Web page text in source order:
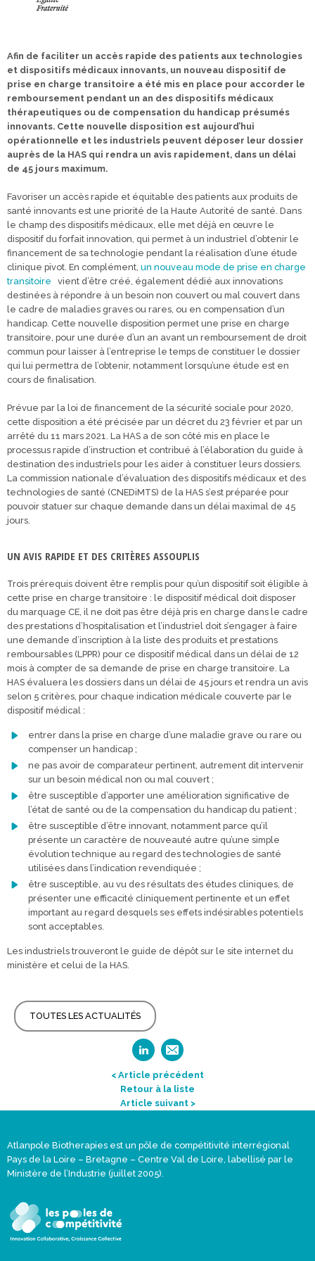
Afin de faciliter un accès rapide des patients aux technologies
et dispositifs médicaux innovants, un nouveau dispositif de
prise en charge transitoire a été mis en place pour accorder le
remboursement pendant un an des dispositifs médicaux
thérapeutiques ou de compensation du handicap présumés
innovants. Cette nouvelle disposition est aujourd’hui
opérationnelle et les industriels peuvent déposer leur dossier
auprès de la HAS qui rendra un avis rapidement, dans un délai
de 45 jours maximum.
Favoriser un accès rapide et équitable des patients aux produits de
santé innovants est une priorité de la Haute Autorité de santé. Dans
le champ des dispositifs médicaux, elle met déjà en œuvre le
dispositif du forfait innovation, qui permet à un industriel d’obtenir le
financement de sa technologie pendant la réalisation d’une étude
clinique pivot. En complément, un nouveau mode de prise en charge
transitoire
vient d’être créé, également dédié aux innovations
destinées à répondre à un besoin non couvert ou mal couvert dans
le cadre de maladies graves ou rares, ou en compensation d’un
handicap. Cette nouvelle disposition permet une prise en charge
transitoire, pour une durée d’un an avant un remboursement de droit
commun pour laisser à l’entreprise le temps de constituer le dossier
qui lui permettra de l’obtenir, notamment lorsqu’une étude est en
cours de finalisation.
Prévue par la loi de financement de la sécurité sociale pour 2020,
cette disposition a été précisée par un décret du 23 février et par un
arrêté du 11 mars 2021. La HAS a de son côté mis en place le
processus rapide d’instruction et contribué à l’élaboration du guide à
destination des industriels pour les aider à constituer leurs dossiers.
La commission nationale d’évaluation des dispositifs médicaux et des
technologies de santé (CNEDiMTS) de la HAS s’est préparée pour
pouvoir statuer sur chaque demande dans un délai maximal de 45
jours.
UN AVIS RAPIDE ET DES CRITÈRES ASSOUPLIS
Trois prérequis doivent être remplis pour qu’un dispositif soit éligible à
cette prise en charge transitoire : le dispositif médical doit disposer
du marquage CE, il ne doit pas être déjà pris en charge dans le cadre
des prestations d’hospitalisation et l’industriel doit s’engager à faire
une demande d’inscription à la liste des produits et prestations
remboursables (LPPR) pour ce dispositif médical dans un délai de 12
mois à compter de sa demande de prise en charge transitoire. La
HAS évaluera les dossiers dans un délai de 45 jours et rendra un avis
selon 5 critères, pour chaque indication médicale couverte par le
dispositif médical :
entrer dans la prise en charge d’une maladie grave ou rare ou
compenser un handicap ;
ne pas avoir de comparateur pertinent, autrement dit intervenir
sur un besoin médical non ou mal couvert ;
être susceptible d’apporter une amélioration significative de
l’état de santé ou de la compensation du handicap du patient ;
être susceptible d’être innovant, notamment parce qu’il
présente un caractère de nouveauté autre qu’une simple
évolution technique au regard des technologies de santé
utilisées dans l’indication revendiquée ;
être susceptible, au vu des résultats des études cliniques, de
présenter une efficacité cliniquement pertinente et un effet
important au regard desquels ses effets indésirables potentiels
sont acceptables.
Les industriels trouveront le guide de dépôt sur le site internet du
ministère et celui de la HAS.
TOUTES LES ACTUALITÉS
< Article précédent
Retour à la liste
Article suivant >
Atlanpole Biotherapies est un pôle de compétitivité interrégional
Pays de la Loire – Bretagne – Centre Val de Loire, labellisé par le
Ministère de l’Industrie (juillet 2005).